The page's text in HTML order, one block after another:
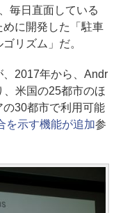
毎日直面している
に開発した「駐車
リズム」だ。
2017年から、Andr
米国の25都市のほ
30都市で利用可能
を示す機能が追加参